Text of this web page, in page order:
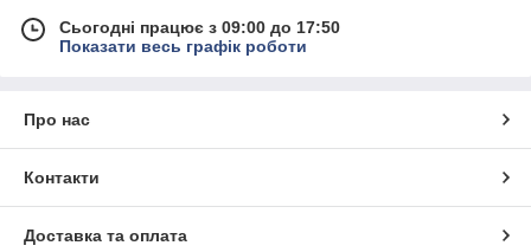
Сьогодні працює з 09:00 до 17:50
Показати весь графік роботи
Про нас
Контакти
Доставка та оплата